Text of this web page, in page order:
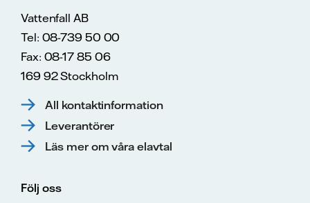
Vattenfall AB
Tel: 08-739 50 00
Fax: 08-17 85 06
169 92 Stockholm
All kontaktinformation
Leverantörer
Läs mer om våra elavtal
Följ oss